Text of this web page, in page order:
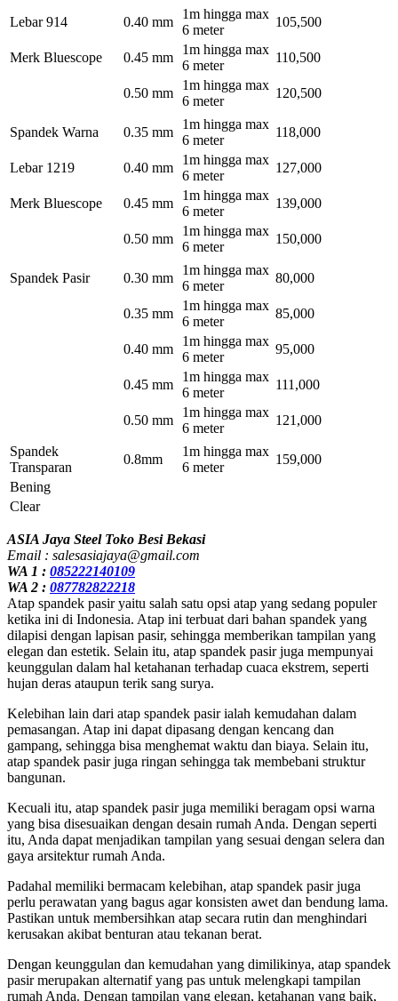
Lebar 914
0.40 mm
1m hingga max
6 meter
105,500
Merk Bluescope 0.45 mm
1m hingga max
6 meter
110,500
0.50 mm
1m hingga max
6 meter
120,500
Spandek Warna 0.35 mm
1m hingga max
6 meter
118,000
Lebar 1219 0.40 mm
1m hingga max
6 meter
127,000
Merk Bluescope 0.45 mm
1m hingga max
6 meter
139,000
0.50 mm
1m hingga max
6 meter
150,000
Spandek Pasir 0.30 mm
1m hingga max
6 meter
80,000
0.35 mm
1m hingga max
6 meter
85,000
0.40 mm
1m hingga max
6 meter
95,000
0.45 mm
1m hingga max
6 meter
111,000
0.50 mm
1m hingga max
6 meter
121,000
Spandek
Transparan
0.8mm
1m hingga max
6 meter
159,000
Bening
Clear
ASIA Jaya Steel Toko Besi Bekasi
Email : salesasiajaya@gmail.com
WA 1 : 085222140109
WA 2 : 087782822218
Atap spandek pasir yaitu salah satu opsi atap yang sedang populer
ketika ini di Indonesia. Atap ini terbuat dari bahan spandek yang
dilapisi dengan lapisan pasir, sehingga memberikan tampilan yang
elegan dan estetik. Selain itu, atap spandek pasir juga mempunyai
keunggulan dalam hal ketahanan terhadap cuaca ekstrem, seperti
hujan deras ataupun terik sang surya.
Kelebihan lain dari atap spandek pasir ialah kemudahan dalam
pemasangan. Atap ini dapat dipasang dengan kencang dan
gampang, sehingga bisa menghemat waktu dan biaya. Selain itu,
atap spandek pasir juga ringan sehingga tak membebani struktur
bangunan.
Kecuali itu, atap spandek pasir juga memiliki beragam opsi warna
yang bisa disesuaikan dengan desain rumah Anda. Dengan seperti
itu, Anda dapat menjadikan tampilan yang sesuai dengan selera dan
gaya arsitektur rumah Anda.
Padahal memiliki bermacam kelebihan, atap spandek pasir juga
perlu perawatan yang bagus agar konsisten awet dan bendung lama.
Pastikan untuk membersihkan atap secara rutin dan menghindari
kerusakan akibat benturan atau tekanan berat.
Dengan keunggulan dan kemudahan yang dimilikinya, atap spandek
pasir merupakan alternatif yang pas untuk melengkapi tampilan
rumah Anda. Dengan tampilan yang elegan, ketahanan yang baik,